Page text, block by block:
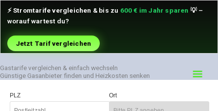
⚡Stromtarife vergleichen & bis zu 600 € im Jahr sparen 💡 –
worauf wartest du?
Jetzt Tarif vergleichen
Inhalt
Gastarife vergleichen & einfach wechseln
Günstige Gasanbieter finden und Heizkosten senken